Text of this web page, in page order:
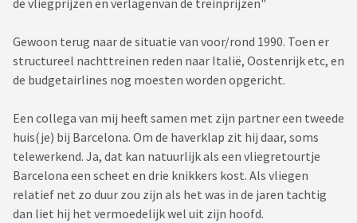
de vliegprijzen en verlagenvan de treinprijzen"
Gewoon terug naar de situatie van voor/rond 1990. Toen er
structureel nachttreinen reden naar Italië, Oostenrijk etc, en
de budgetairlines nog moesten worden opgericht.
Een collega van mij heeft samen met zijn partner een tweede
huis(je) bij Barcelona. Om de haverklap zit hij daar, soms
telewerkend. Ja, dat kan natuurlijk als een vliegretourtje
Barcelona een scheet en drie knikkers kost. Als vliegen
relatief net zo duur zou zijn als het was in de jaren tachtig
dan liet hij het vermoedelijk wel uit zijn hoofd.